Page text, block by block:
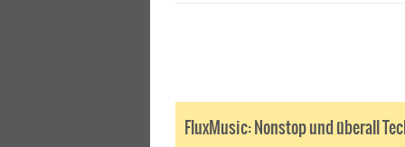
FluxMusic: Nonstop und überall